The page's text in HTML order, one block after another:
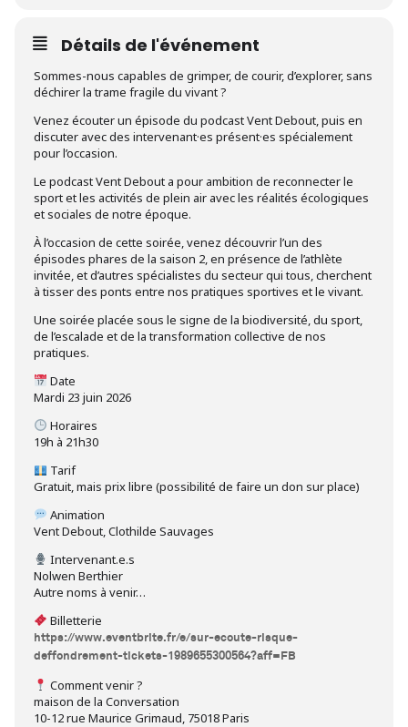
Détails de l'événement
Sommes-nous capables de grimper, de courir, d’explorer, sans
déchirer la trame fragile du vivant ?
Venez écouter un épisode du podcast Vent Debout, puis en
discuter avec des intervenant·es présent·es spécialement
pour l’occasion.
Le podcast Vent Debout a pour ambition de reconnecter le
sport et les activités de plein air avec les réalités écologiques
et sociales de notre époque.
À l’occasion de cette soirée, venez découvrir l’un des
épisodes phares de la saison 2, en présence de l’athlète
invitée, et d’autres spécialistes du secteur qui tous, cherchent
à tisser des ponts entre nos pratiques sportives et le vivant.
Une soirée placée sous le signe de la biodiversité, du sport,
de l’escalade et de la transformation collective de nos
pratiques.
Date
Mardi 23 juin 2026
Horaires
19h à 21h30
Tarif
Gratuit, mais prix libre (possibilité de faire un don sur place)
Animation
Vent Debout, Clothilde Sauvages
Intervenant.e.s
Nolwen Berthier
Autre noms à venir…
Billetterie
https://www.eventbrite.fr/e/sur-ecoute-risque-
deffondrement-tickets-1989655300564?aff=FB
Comment venir ?
maison de la Conversation
10-12 rue Maurice Grimaud, 75018 Paris